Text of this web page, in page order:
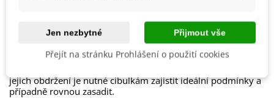
Chceme být šetrní k přírodě
, proto cibuloviny balíme do
papírových recyklovatelných sáčků acibulky stejného
druhu nabalíme dohromady.
jejich obdržení je nutné cibulkám zajistit ideální podmínky a
případně rovnou zasadit.
Jen nezbytné Přijmout vše
Přejít na stránku Prohlášení o použití cookies